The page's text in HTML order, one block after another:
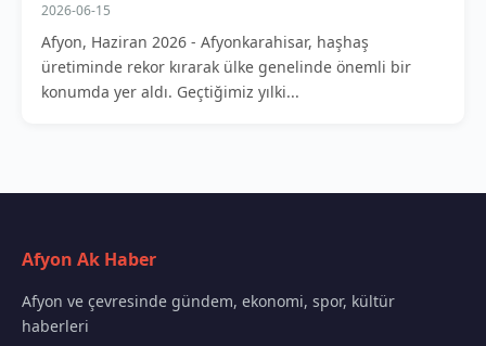
2026-06-15
Afyon, Haziran 2026 - Afyonkarahisar, haşhaş
üretiminde rekor kırarak ülke genelinde önemli bir
konumda yer aldı. Geçtiğimiz yılki...
Afyon Ak Haber
Afyon ve çevresinde gündem, ekonomi, spor, kültür
haberleri